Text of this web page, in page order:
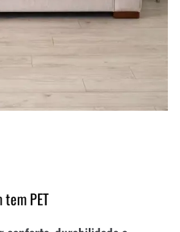
PET